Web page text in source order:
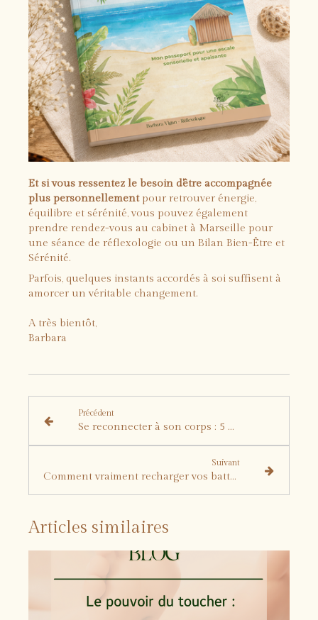
Et si vous ressentez le besoin d'être accompagnée
plus personnellementpour retrouver énergie,
équilibre et sérénité, vous pouvez également
prendre rendez-vous au cabinet à Marseille pour
une séance de réflexologie ou un Bilan Bien-Être et
Sérénité.
Parfois, quelques instants accordés à soi suffisent à
amorcer un véritable changement.
A très bientôt,
Barbara
Précédent
Se reconnecter à son corps : 5 points réflexes à travailler en mai
Suivant
Comment vraiment recharger vos batteries cet été ?
Articles similaires